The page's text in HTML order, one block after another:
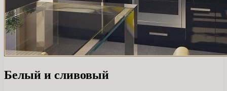
Белый и сливовый